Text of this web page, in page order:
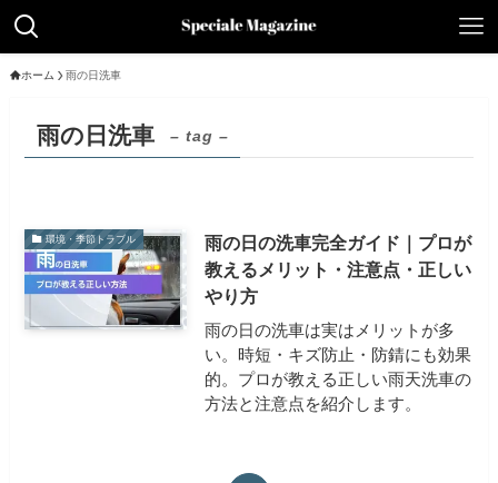
ホーム 雨の日洗車
雨の日洗車 – tag –
環境・季節トラブル
雨の日の洗車完全ガイド｜プロが
教えるメリット・注意点・正しい
やり方
雨の日の洗車は実はメリットが多
い。時短・キズ防止・防錆にも効果
的。プロが教える正しい雨天洗車の
方法と注意点を紹介します。